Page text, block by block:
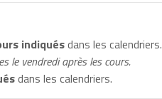
indiquésdans les calendriers.
le vendredi après les cours.
dans les calendriers.